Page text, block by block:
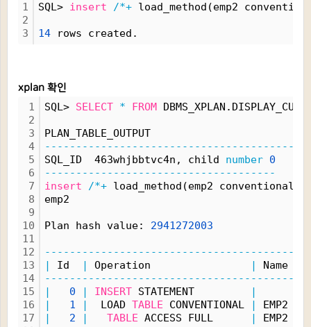
1
2
3
SQL> insert /*+ load_method(emp2
14 rows created.
xplan 확인
1
2
3
4
5
6
7
8
9
10
11
12
13
14
15
16
17
SQL> SELECT * FROM
PLAN_TABLE_OUTPUT
SQL_ID  463whjbbtvc4n, child number 0
-------------------------------------
insert
/*+ load_method(emp2 conventional)
emp2
Plan hash value: 2941272003
|
Id | Operation | Name
|
0 | INSERT STATEMENT |
|
1 | LOAD TABLE CONVENTIONAL | EMP2
|
2 | TABLE ACCESS FULL | EMP2